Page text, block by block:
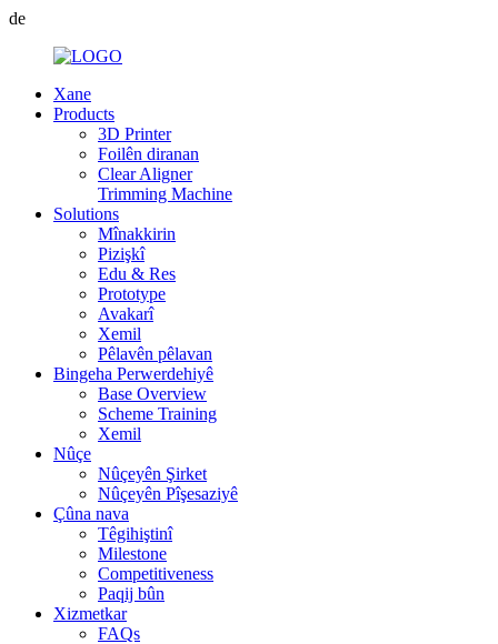
de
Xane
Products
3D Printer
Foilên diranan
Clear Aligner
Trimming Machine
Solutions
Mînakkirin
Pizişkî
Edu & Res
Prototype
Avakarî
Xemil
Pêlavên pêlavan
Bingeha Perwerdehiyê
Base Overview
Scheme Training
Xemil
Nûçe
Nûçeyên Şirket
Nûçeyên Pîşesaziyê
Çûna nava
Têgihiştinî
Milestone
Competitiveness
Paqij bûn
Xizmetkar
FAQs